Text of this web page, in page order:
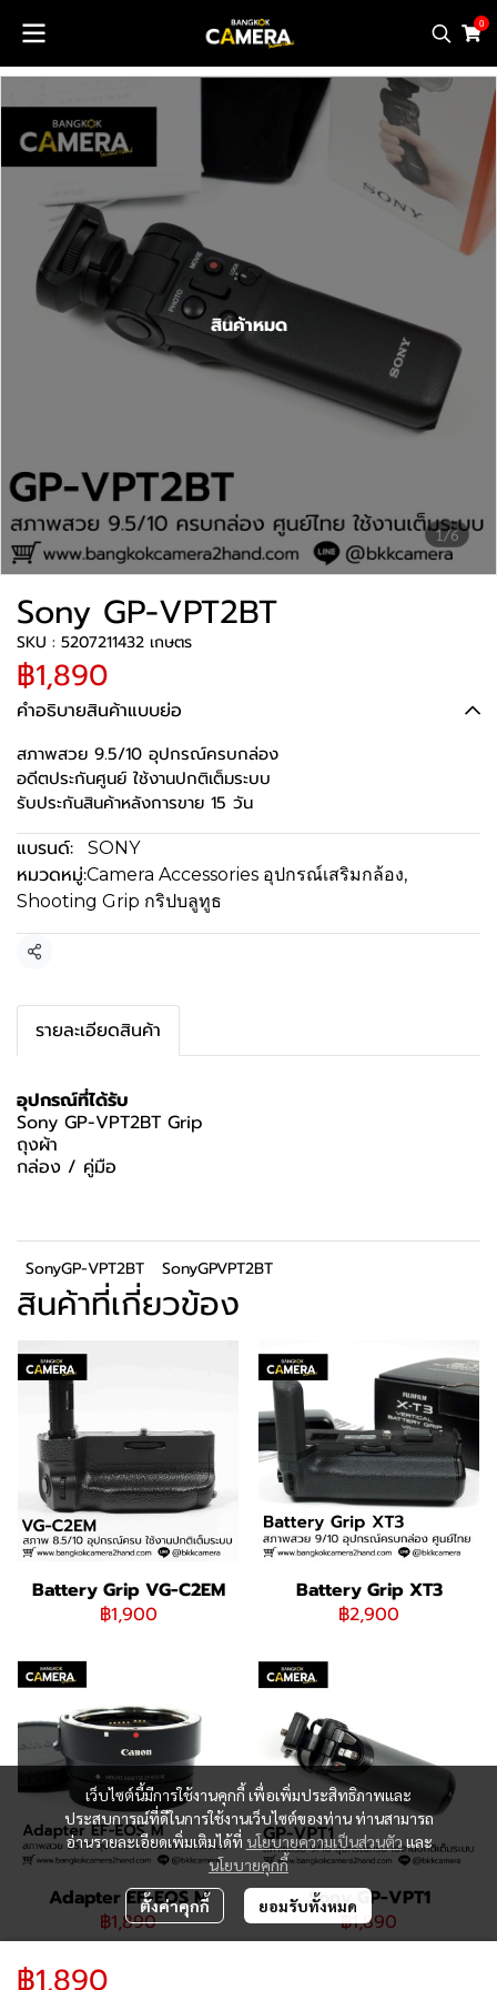
0
1/6
สินค้าหมด
Sony GP-VPT2BT
SKU : 5207211432 เกษตร
฿1,890
คำอธิบายสินค้าแบบย่อ
สภาพสวย 9.5/10 อุปกรณ์ครบกล่อง
อดีตประกันศูนย์ ใช้งานปกติเต็มระบบ
รับประกันสินค้าหลังการขาย 15 วัน
แบรนด์: SONY
หมวดหมู่:Camera Accessories อุปกรณ์เสริมกล้อง,
Shooting Grip กริปบลูทูธ
แชร์
รายละเอียดสินค้า
อุปกรณ์ที่ได้รับ
Sony GP-VPT2BT Grip
ถุงผ้า
กล่อง / คู่มือ
SonyGP-VPT2BT SonyGPVPT2BT
สินค้าที่เกี่ยวข้อง
Battery Grip VG-C2EM
฿1,900
Battery Grip XT3
฿2,900
Adapter EF-EOS M
฿1,890
Sony GP-VPT1
฿1,890
฿1,890
เว็บไซต์นี้มีการใช้งานคุกกี้ เพื่อเพิ่มประสิทธิภาพและ
ประสบการณ์ที่ดีในการใช้งานเว็บไซต์ของท่าน ท่านสามารถ
อ่านรายละเอียดเพิ่มเติมได้ที่ นโยบายความเป็นส่วนตัว และ
นโยบายคุกกี้
ตั้งค่าคุกกี้ ยอมรับทั้งหมด